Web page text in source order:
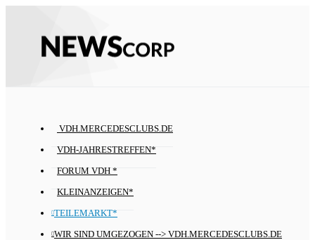
VDH.MERCEDESCLUBS.DE
VDH-JAHRESTREFFEN*
FORUM VDH *
KLEINANZEIGEN*
TEILEMARKT*
WIR SIND UMGEZOGEN --> VDH.MERCEDESCLUBS.DE